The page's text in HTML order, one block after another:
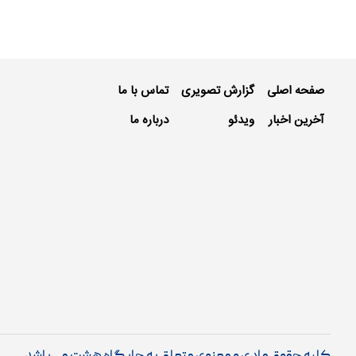
صفحه اصلی
آخرین اخبار
گزارش تصویری
ویدئو
تماس با ما
درباره ما